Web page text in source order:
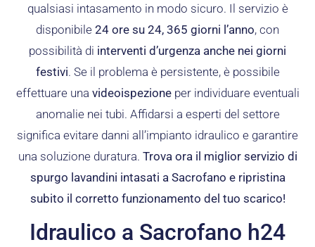
qualsiasi intasamento in modo sicuro. Il servizio è
disponibile 24 ore su 24, 365 giorni l’anno, con
possibilità di interventi d’urgenza anche nei giorni
festivi. Se il problema è persistente, è possibile
effettuare una videoispezioneper individuare eventuali
anomalie nei tubi. Affidarsi a esperti del settore
significa evitare danni all’impianto idraulico e garantire
una soluzione duratura. Trova ora il miglior servizio di
spurgo lavandini intasati a Sacrofano e ripristina
subito il corretto funzionamento del tuo scarico!
Idraulico a Sacrofano h24